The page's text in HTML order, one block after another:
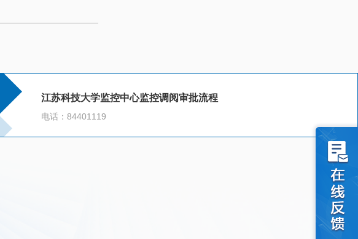
江苏科技大学监控中心监控调阅审批流程
电话：84401119